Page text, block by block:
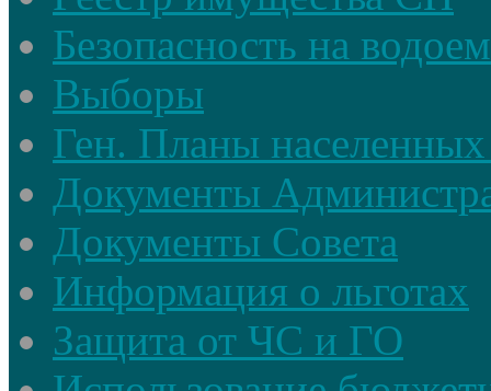
Безопасность на
Выборы
Ген. Планы
Документы
Документы Совета
Информация о льготах
Защита от ЧС и ГО